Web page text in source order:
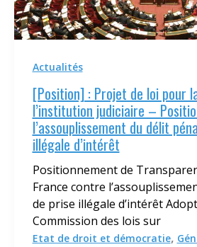
Actualités
[Position] : Projet de loi pour
l’institution judiciaire –
l’assouplissement du délit
illégale d’intérêt
Positionnement de
France contre
de prise illégale d’intérêt
Commission des lois sur
Etat de droit et démocratie,